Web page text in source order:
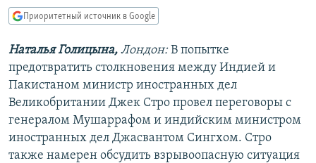
поиску
СЕВЕР.РЕАЛИИ
СИБИРЬ.РЕАЛИИ
РАСПИСАНИЕ ВЕЩАНИЯ
ПОДПИШИТЕСЬ НА РАССЫЛКУ
СОЦИАЛЬНЫЕ СЕТИ
Приоритетный источник в Google
Наталья Голицына, Лондон:В попытке
предотвратить столкновения между Индией и
Пакистаном министр иностранных дел
Великобритании Джек Стро провел переговоры с
генералом Мушаррафом и индийским министром
иностранных дел Джасвантом Сингхом. Стро
также намерен обсудить взрывоопасную ситуация